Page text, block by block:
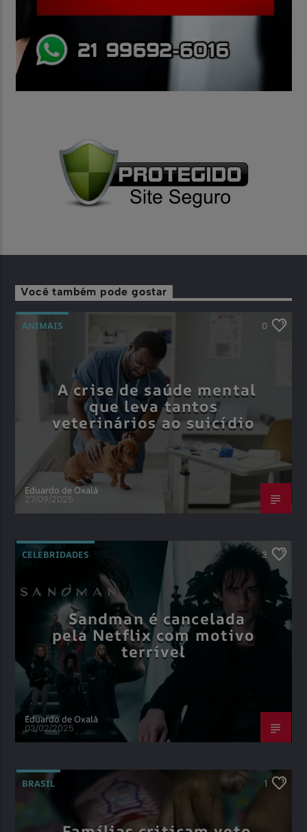
Você também pode gostar
ANIMAIS 0
A crise de saúde mental
que leva tantos
veterinários ao suicídio
Eduardo de Oxalá
27/09/2025
CELEBRIDADES 3
Sandman é cancelada
pela Netflix com motivo
terrível
Eduardo de Oxalá
03/02/2025
BRASIL 1